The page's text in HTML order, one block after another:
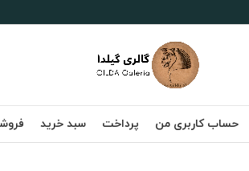
حساب کاربری من پرداخت سبد خرید